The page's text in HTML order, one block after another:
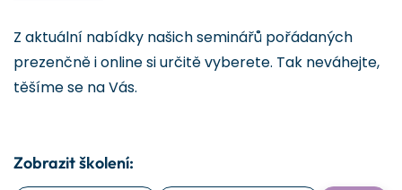
Z aktuální nabídky našich seminářů pořádaných
prezenčně i online si určitě vyberete. Tak neváhejte,
těšíme se na Vás.
Zobrazit školení: